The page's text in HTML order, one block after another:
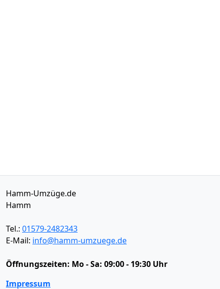
Hamm-Umzüge.de
Hamm
Tel.: 01579-2482343
E-Mail: info@hamm-umzuege.de
Öffnungszeiten: Mo - Sa: 09:00 - 19:30 Uhr
Impressum